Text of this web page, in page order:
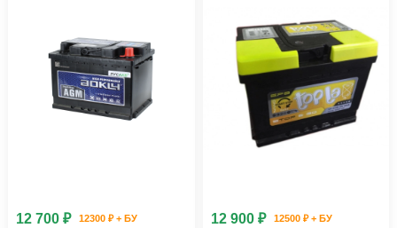
12 700 ₽
12300 ₽ + БУ
12 900 ₽
12500 ₽ + БУ